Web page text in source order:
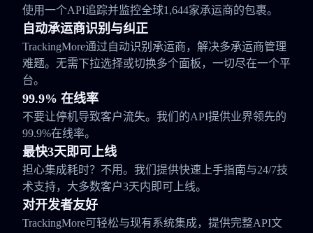
使用一个API追踪并监控全球1,644家承运商的包裹。
自动承运商识别与纠正
TrackingMore通过自动识别承运商，解决多承运商管理
难题。无需下拉选择或切换多个面板，一切尽在一个平
台。
99.9% 在线率
不要让停机导致客户流失。我们的API提供业界领先的
99.9%在线率。
最快3天即可上线
担心集成耗时？不用。我们提供快速上手指南与24/7技
术支持，大多数客户3天内即可上线。
对开发者友好
TrackingMore可轻松与现有系统集成，提供完整API文